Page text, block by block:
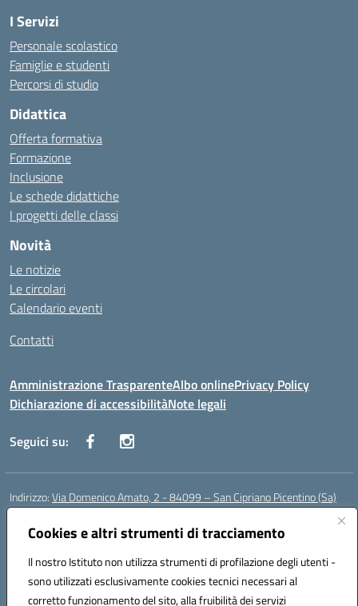
Cookies e altri strumenti di tracciamento
Il nostro Istituto non utilizza strumenti di profilazione degli utenti -
sono utilizzati esclusivamente cookies tecnici necessari al
corretto funzionamento del sito, alla fruibilità dei servizi
I Servizi
Personale scolastico
Famiglie e studenti
Percorsi di studio
Didattica
Offerta formativa
Formazione
Inclusione
Le schede didattiche
I progetti delle classi
Novità
Le notizie
Le circolari
Calendario eventi
Contatti
Amministrazione TrasparenteAlbo onlinePrivacy Policy
Dichiarazione di accessibilitàNote legali
Seguici su:
Indirizzo:Via Domenico Amato, 2 - 84099 – San Cipriano Picentino (Sa)
Centralino:
Posta elettronica certificata (PEC):saic87700c@pec.istruzione.it
Codice fiscale: 95075020651
Codice meccanografico:SAIC87700C
Codice Indice delle Pubbliche Amministrazioni (IPA): istsc_saic87700c